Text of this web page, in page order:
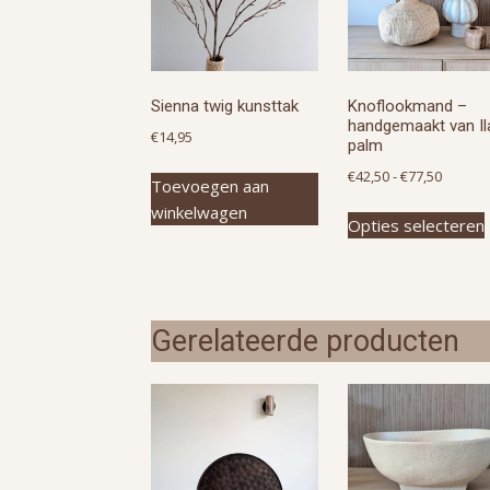
Sienna twig kunsttak
€14,95
Toevoegen aan
winkelwagen
Knoflookmand –
handgemaakt van
palm
€42,50-€77,50
tot
Opties selecteren
Gerelateerde producten